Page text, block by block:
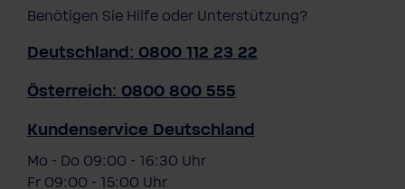
Benötigen Sie Hilfe oder Unterstützung?
Deutschland: 0800 112 23 22
Österreich: 0800 800 555
Kundenservice Deutschland
Mo - Do 09:00 - 16:30 Uhr
Fr 09:00 - 15:00 Uhr